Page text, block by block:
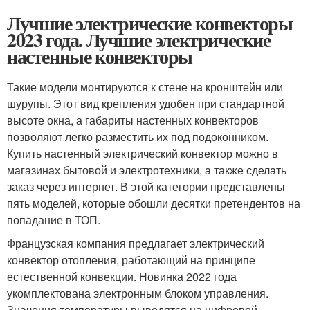
Лучшие электрические конвекторы
2023 года. Лучшие электрические
настенные конвекторы
Такие модели монтируются к стене на кронштейн или
шурупы. Этот вид крепления удобен при стандартной
высоте окна, а габариты настенных конвекторов
позволяют легко разместить их под подоконником.
Купить настенный электрический конвектор можно в
магазинах бытовой и электротехники, а также сделать
заказ через интернет. В этой категории представлены
пять моделей, которые обошли десятки претендентов на
попадание в ТОП.
Французская компания предлагает электрический
конвектор отопления, работающий на принципе
естественной конвекции. Новинка 2022 года
укомплектована электронным блоком управления.